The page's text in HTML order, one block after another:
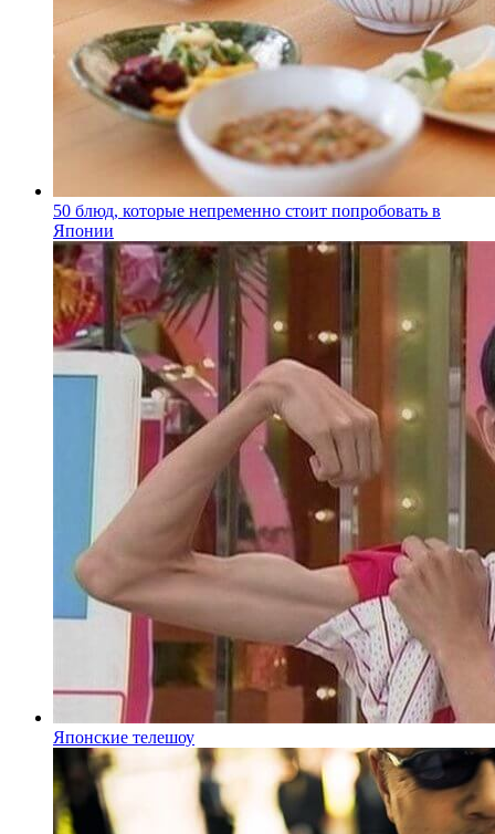
50 блюд, которые непременно стоит попробовать в
Японии
Японские телешоу